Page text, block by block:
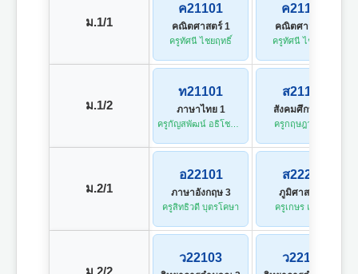
ม.1/1
ค21101
คณิตศาสตร์ 1
ครูทัศนี ไชยฤทธิ์
ค21101
คณิตศาสตร์ 1
ครูทัศนี ไชยฤทธิ์
ม.1/2
ท21101
ภาษาไทย 1
ส21101
สังคมศึกษาฯ 1
ครูกฤษฎา อู่เงิน
ม.2/1
อ22101
ภาษาอังกฤษ 3
ครูสิทธิวดี บุตรโคษา
ส22283
ภูมิศาสตร์ 3
ครูเกษร แจ่มใส
ม.2/2
ว22103 ว22103